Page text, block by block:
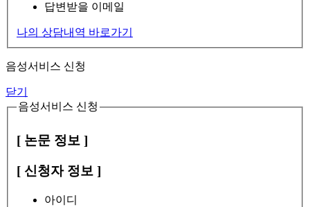
답변받을 이메일
나의 상담내역 바로가기
음성서비스 신청
닫기
음성서비스 신청
[ 논문 정보 ]
[ 신청자 정보 ]
아이디